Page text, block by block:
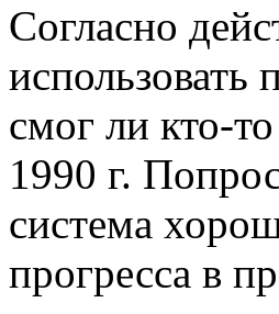
Согласно
использовать
смог ли кто-
1990 г.
система
прогресса в